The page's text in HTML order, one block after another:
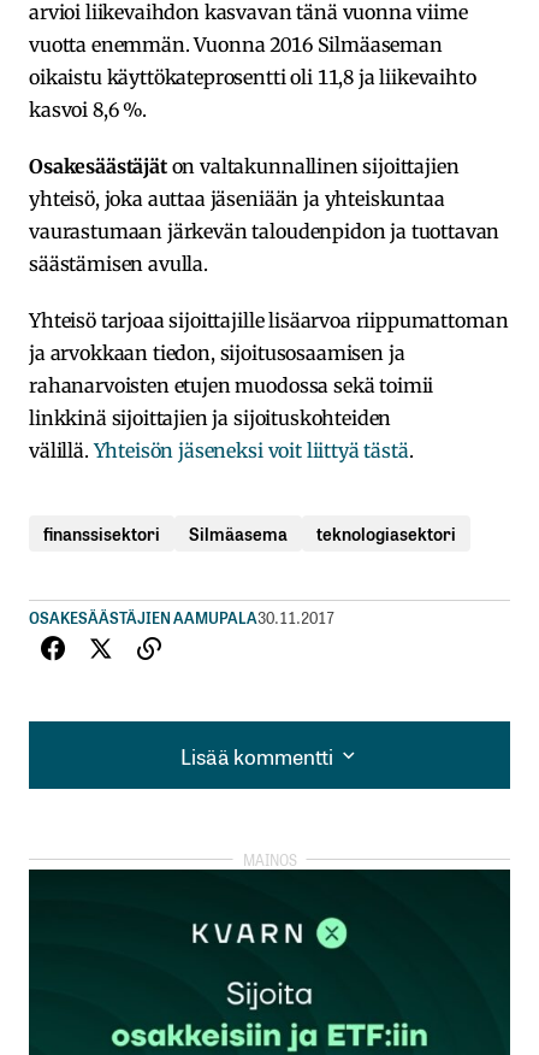
arvioi liikevaihdon kasvavan tänä vuonna viime
vuotta enemmän. Vuonna 2016 Silmäaseman
oikaistu käyttökateprosentti oli 11,8 ja liikevaihto
kasvoi 8,6 %.
Osakesäästäjäton valtakunnallinen sijoittajien
yhteisö, joka auttaa jäseniään ja yhteiskuntaa
vaurastumaan järkevän taloudenpidon ja tuottavan
säästämisen avulla.
Yhteisö tarjoaa sijoittajille lisäarvoa riippumattoman
ja arvokkaan tiedon, sijoitusosaamisen ja
rahanarvoisten etujen muodossa sekä toimii
linkkinä sijoittajien ja sijoituskohteiden
välillä.Yhteisön jäseneksi voit liittyä tästä.
finanssisektori Silmäasema teknologiasektori
OSAKESÄÄSTÄJIEN AAMUPALA30.11.2017
Lisää kommentti
Lisää kommentti
kirjautua
rekisteröityä